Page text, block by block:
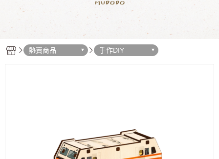
熱賣商品 手作DIY